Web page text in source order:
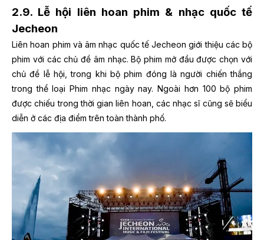
2.9. Lễ hội liên hoan phim & nhạc quốc tế
Jecheon
Liên hoan phim và âm nhạc quốc tế Jecheon giới thiệu các bộ
phim với các chủ đề âm nhạc. Bộ phim mở đầu được chọn với
chủ đề lễ hội, trong khi bộ phim đóng là người chiến thắng
trong thể loại Phim nhạc ngày nay. Ngoài hơn 100 bộ phim
được chiếu trong thời gian liên hoan, các nhạc sĩ cũng sẽ biểu
diễn ở các địa điểm trên toàn thành phố.